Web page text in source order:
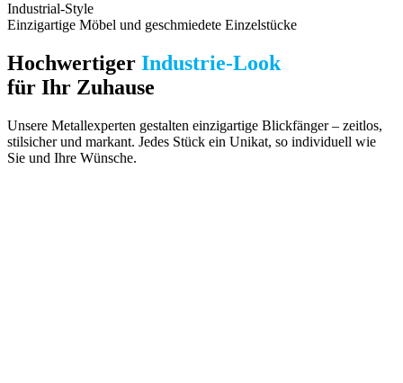
Industrial-Style
Einzigartige Möbel und geschmiedete Einzelstücke
Hochwertiger Industrie-Look
für Ihr Zuhause
Unsere Metallexperten gestalten einzigartige Blickfänger – zeitlos,
stilsicher und markant. Jedes Stück ein Unikat, so individuell wie
Sie und Ihre Wünsche.